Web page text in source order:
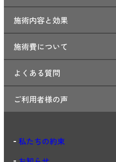
施術内容と効果
施術費について
よくある質問
ご利用者様の声
私たちの約束